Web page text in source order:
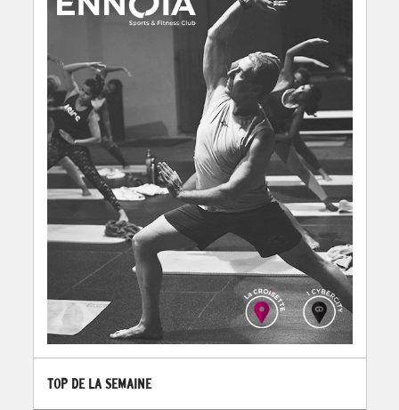
TOP DE LA SEMAINE